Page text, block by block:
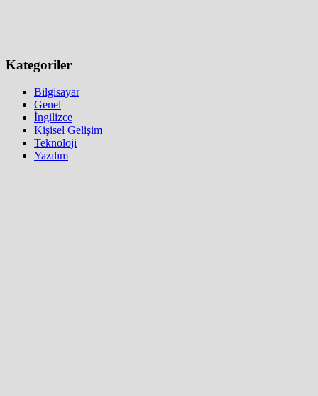
Kategoriler
Bilgisayar
Genel
İngilizce
Kişisel Gelişim
Teknoloji
Yazılım